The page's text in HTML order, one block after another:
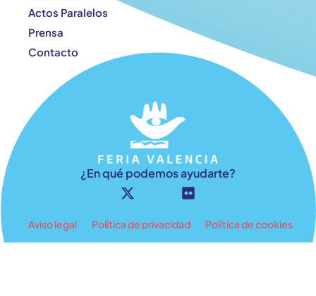
Actos Paralelos
Prensa
Contacto
¿En qué podemos ayudarte?
Aviso legal Política de privacidad Política de cookies